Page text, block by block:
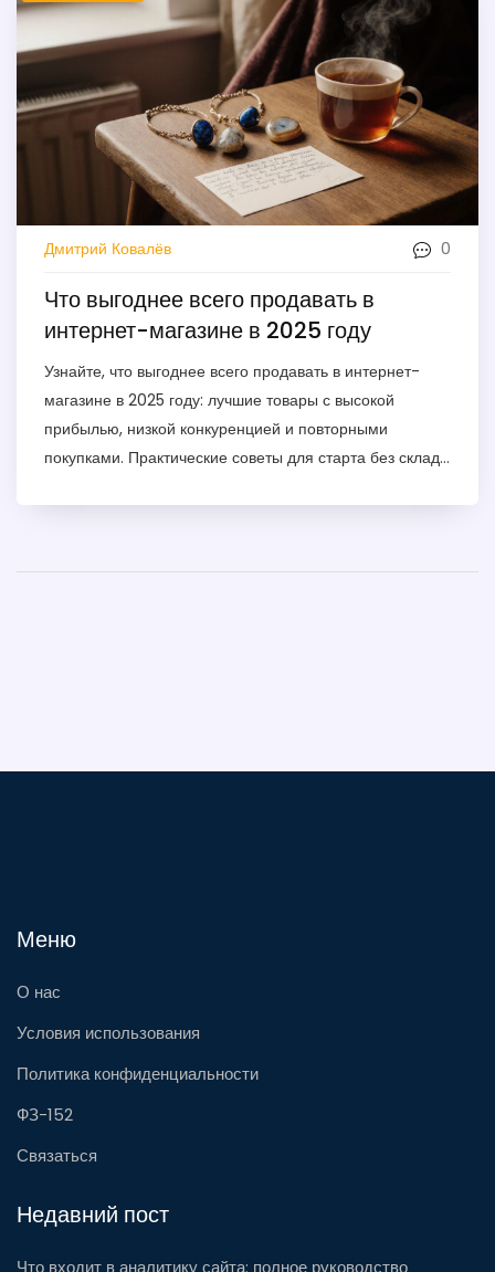
Дмитрий Ковалёв 0
Что выгоднее всего продавать в
интернет-магазине в 2025 году
Узнайте, что выгоднее всего продавать в интернет-
магазине в 2025 году: лучшие товары с высокой
прибылью, низкой конкуренцией и повторными
покупками. Практические советы для старта без склада
Меню
О нас
Условия использования
Политика конфиденциальности
ФЗ-152
Связаться
Недавний пост
Что входит в аналитику сайта: полное руководство